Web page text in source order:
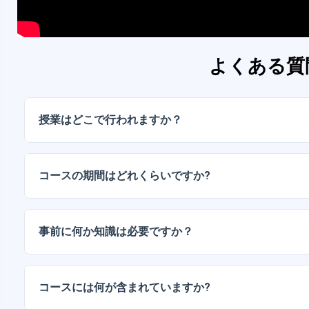
よくある質
授業はどこで行われますか？
コースの期間はどれくらいですか?
事前に何か知識は必要ですか？
コースには何が含まれていますか?